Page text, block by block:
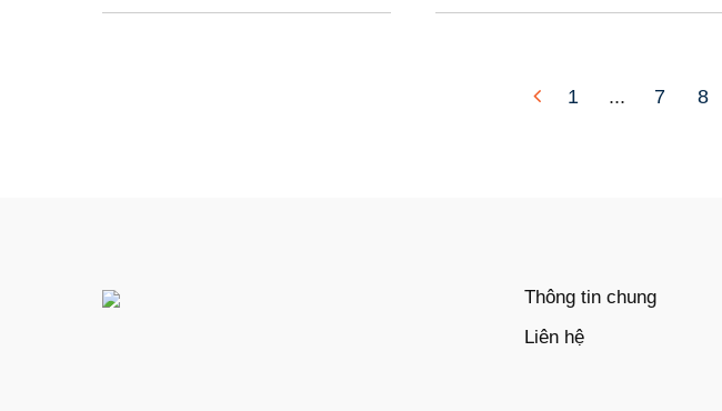
1 ... 7 8
Thông tin chung
Liên hệ